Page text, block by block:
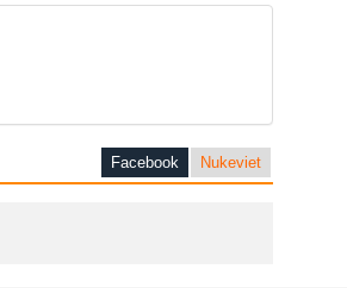
Facebook Nukeviet